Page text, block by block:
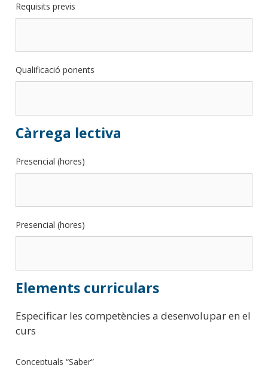
Requisits previs
Qualificació ponents
Càrrega lectiva
Presencial (hores)
Presencial (hores)
Elements curriculars
Especificar les competències a desenvolupar en el
curs
Conceptuals “Saber”